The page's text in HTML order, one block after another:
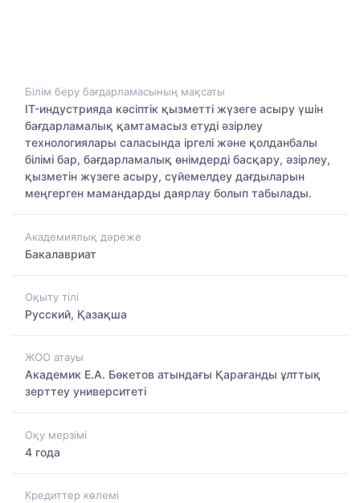
Білім беру бағдарламасының мақсаты
IT-индустрияда кәсіптік қызметті жүзеге асыру үшін
бағдарламалық қамтамасыз етуді әзірлеу
технологиялары саласында іргелі және қолданбалы
білімі бар, бағдарламалық өнімдерді басқару, әзірлеу,
қызметін жүзеге асыру, сүйемелдеу дағдыларын
меңгерген мамандарды даярлау болып табылады.
Академиялық дәреже
Бакалавриат
Оқыту тілі
Русский, Қазақша
ЖОО атауы
Академик Е.А. Бөкетов атындағы Қарағанды ұлттық
зерттеу университеті
Оқу мерзімі
4 года
Кредиттер көлемі